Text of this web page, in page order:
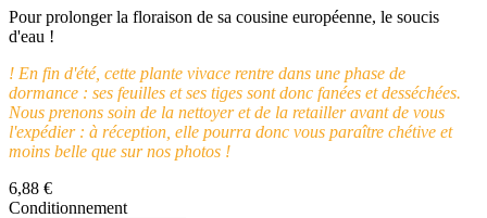
Pour prolonger la floraison de sa cousine européenne, le soucis
d'eau !
! En fin d'été, cette plante vivace rentre dans une phase de
dormance : ses feuilles et ses tiges sont donc fanées et desséchées.
Nous prenons soin de la nettoyer et de la retailler avant de vous
l'expédier : à réception, elle pourra donc vous paraître chétive et
moins belle que sur nos photos !
6,88 €
Conditionnement